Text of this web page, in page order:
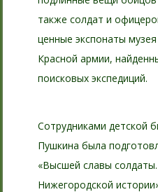
также солдат и
ценные экспонаты
Красной армии,
поисковых экспедиций.
Сотрудниками детской
Пушкина была
«Высшей славы
Нижегородской